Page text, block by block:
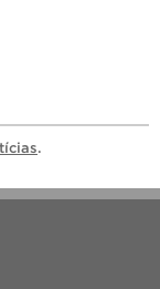
.